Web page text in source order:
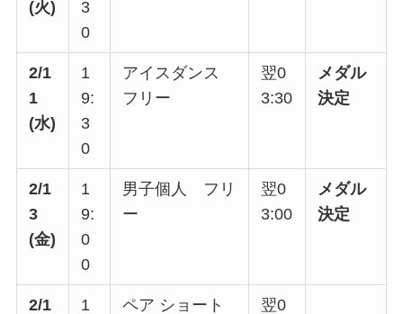
(火)
3
0
2/1
1
(水)
1
9:
3
0
アイスダンス
フリー
翌0
3:30
メダル
決定
2/1
3
(金)
1
9:
0
0
男子個人 フリ
ー
翌0
3:00
メダル
決定
2/1
1
ペア ショート
翌0